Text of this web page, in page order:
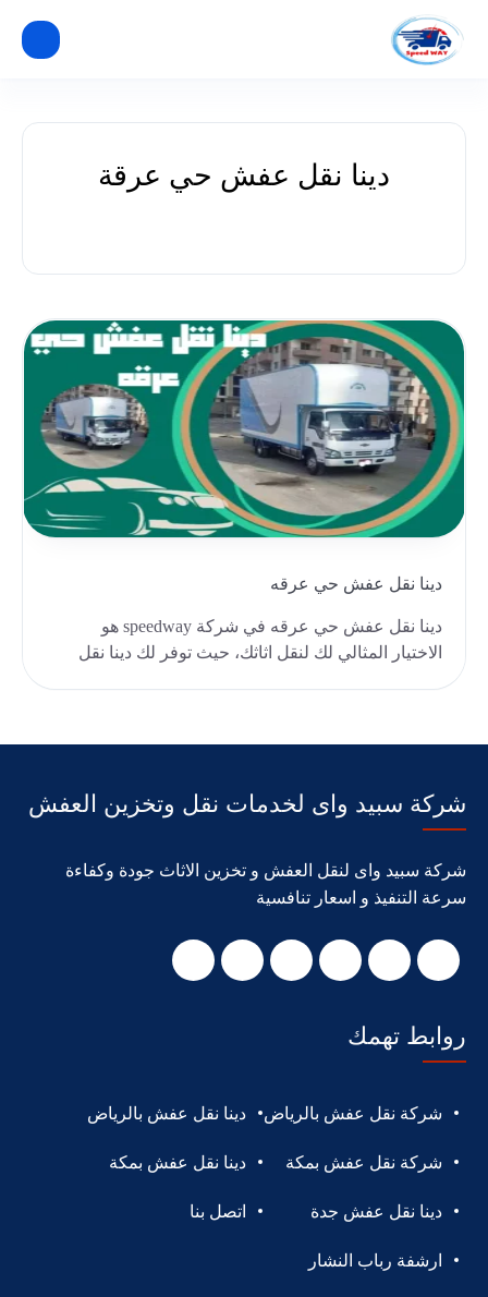
دينا نقل عفش حي عرقة
دينا نقل عفش حي عرقه
دينا نقل عفش حي عرقه في شركة speedway هو
الاختيار المثالي لك لنقل اثاثك، حيث توفر لك دينا نقل
شركة سبيد واى لخدمات نقل وتخزين العفش
شركة سبيد واى لنقل العفش و تخزين الاثاث جودة وكفاءة
سرعة التنفيذ و اسعار تنافسية
روابط تهمك
شركة نقل عفش بالرياض دينا نقل عفش بالرياض
شركة نقل عفش بمكة دينا نقل عفش بمكة
دينا نقل عفش جدة اتصل بنا
ارشفة رباب النشار